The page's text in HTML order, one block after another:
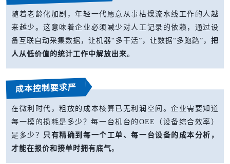
随着老龄化加剧，年轻一代愿意从事枯燥流水线工作的人越
来越少。这意味着企业必须减少对人工记录的依赖，通过设
备互联自动采集数据，让机器“多干活”，让数据“多跑路”， 把
人从低价值的统计工作中解放出来。
成本控制要求严
在微利时代，粗放的成本核算已无利润空间。企业需要知道
每一模的损耗是多少？每一台机台的OEE（设备综合效率）
是多少？
只有精确到每一个工单、每一台设备的成本分析，
才能在报价和接单时拥有底气。